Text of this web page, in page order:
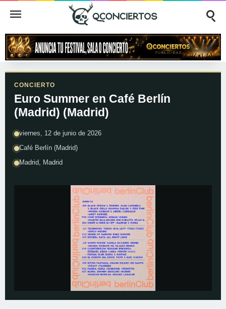
CONCIERTO
Euro Summer en Café Berlín
(Madrid) (Madrid)
viernes, 12 de junio de 2026
Café Berlín (Madrid)
Madrid, Madrid